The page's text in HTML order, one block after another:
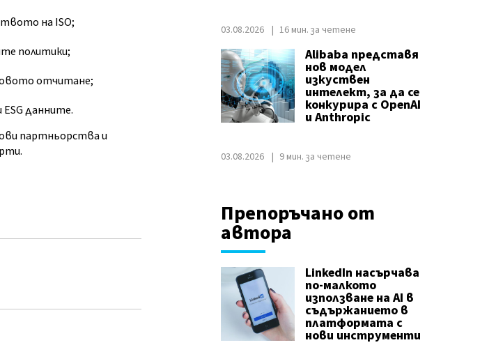
на ISO;
политики;
отчитане;
данните.
партньорства и
03.08.2026 16 мин. за четене
Alibaba представя
нов модел
изкуствен
интелект, за да се
конкурира с OpenAI
и Anthropic
03.08.2026 9 мин. за четене
Препоръчано от
автора
LinkedIn насърчава
по-малкото
използване на AI в
съдържанието в
платформата с
нови инструменти